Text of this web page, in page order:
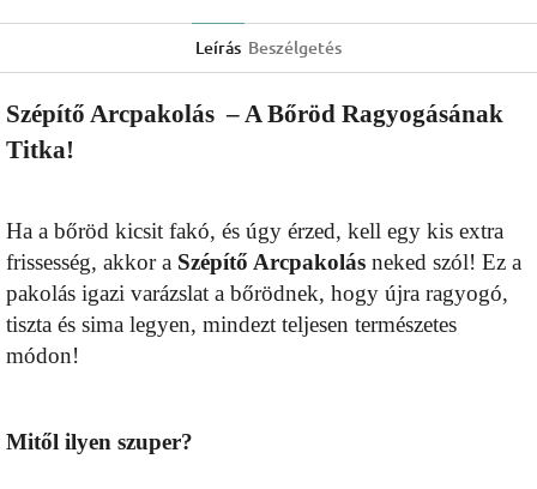
Leírás Beszélgetés
Szépítő Arcpakolás – A Bőröd Ragyogásának
Titka!
Ha a bőröd kicsit fakó, és úgy érzed, kell egy kis extra
frissesség, akkor a Szépítő Arcpakolás neked szól! Ez a
pakolás igazi varázslat a bőrödnek, hogy újra ragyogó,
tiszta és sima legyen, mindezt teljesen természetes
módon!
Mitől ilyen szuper?